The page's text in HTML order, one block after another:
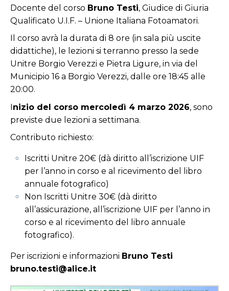
Docente del corso Bruno Testi, Giudice di Giuria
Qualificato U.I.F. – Unione Italiana Fotoamatori.
Il corso avrà la durata di 8 ore (in sala più uscite
didattiche), le lezioni si terranno presso la sede
Unitre Borgio Verezzi e Pietra Ligure, in via del
Municipio 16 a Borgio Verezzi, dalle ore 18:45 alle
20:00.
Inizio del corso mercoledì 4 marzo 2026, sono
previste due lezioni a settimana.
Contributo richiesto:
Iscritti Unitre 20€ (dà diritto all’iscrizione UIF
per l’anno in corso e al ricevimento del libro
annuale fotografico)
Non Iscritti Unitre 30€ (dà diritto
all’assicurazione, all’iscrizione UIF per l’anno in
corso e al ricevimento del libro annuale
fotografico).
Per iscrizioni e informazioni Bruno Testi
bruno.testi@alice.it